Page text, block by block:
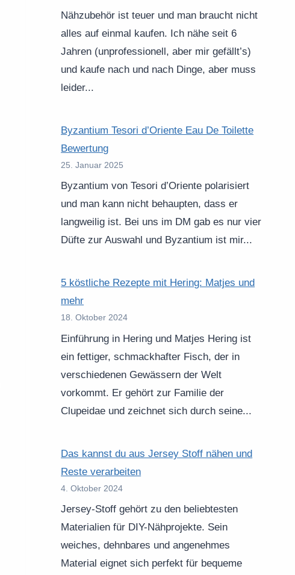
Nähzubehör ist teuer und man braucht nicht
alles auf einmal kaufen. Ich nähe seit 6
Jahren (unprofessionell, aber mir gefällt’s)
und kaufe nach und nach Dinge, aber muss
leider...
Byzantium Tesori d’Oriente Eau De Toilette
Bewertung
25. Januar 2025
Byzantium von Tesori d’Oriente polarisiert
und man kann nicht behaupten, dass er
langweilig ist. Bei uns im DM gab es nur vier
Düfte zur Auswahl und Byzantium ist mir...
5 köstliche Rezepte mit Hering: Matjes und
mehr
18. Oktober 2024
Einführung in Hering und Matjes Hering ist
ein fettiger, schmackhafter Fisch, der in
verschiedenen Gewässern der Welt
vorkommt. Er gehört zur Familie der
Clupeidae und zeichnet sich durch seine...
Das kannst du aus Jersey Stoff nähen und
Reste verarbeiten
4. Oktober 2024
Jersey-Stoff gehört zu den beliebtesten
Materialien für DIY-Nähprojekte. Sein
weiches, dehnbares und angenehmes
Material eignet sich perfekt für bequeme